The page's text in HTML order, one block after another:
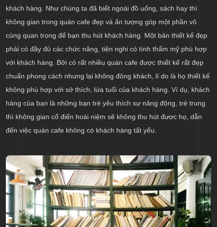
khách hàng. Như chúng ta đã biết ngoài đồ uống, sách hay thì
không gian trong quán cafe đẹp và ấn tượng góp một phần vô
cùng quan trọng để bạn thu hút khách hàng. Một bản thiết kế đẹp
phải có đầy đủ các chức năng, tiện nghi có tính thẩm mỹ phù hợp
với khách hàng. Bởi có rất nhiều quán cafe được thiết kế rất đẹp
chuẩn phong cách nhưng lại không đông khách, lí do là họ thiết kế
không phù hợp với sở thích, lứa tuổi của khách hàng. Ví dụ, khách
hàng của bạn là những bạn trẻ yêu thích sự năng động, trẻ trung
thì không gian cổ điển hoài niệm sẽ không thu hút được họ, dẫn
đến việc quán cafe không có khách hàng tất yếu.